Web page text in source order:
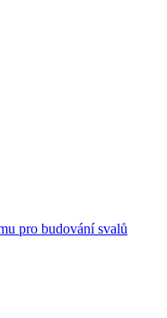
pro budování svalů